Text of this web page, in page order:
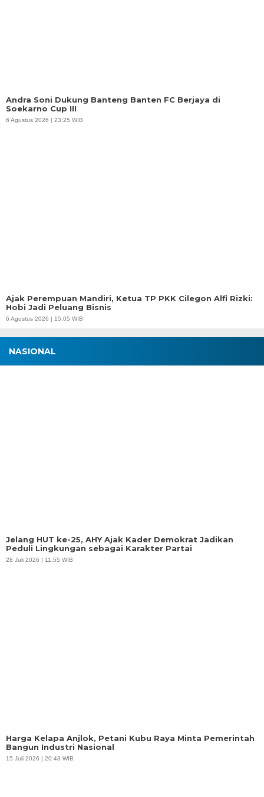
Andra Soni Dukung Banteng Banten FC Berjaya di
Soekarno Cup III
6 Agustus 2026 | 23:25 WIB
Ajak Perempuan Mandiri, Ketua TP PKK Cilegon Alfi Rizki:
Hobi Jadi Peluang Bisnis
6 Agustus 2026 | 15:05 WIB
NASIONAL
Jelang HUT ke-25, AHY Ajak Kader Demokrat Jadikan
Peduli Lingkungan sebagai Karakter Partai
28 Juli 2026 | 11:55 WIB
Harga Kelapa Anjlok, Petani Kubu Raya Minta Pemerintah
Bangun Industri Nasional
15 Juli 2026 | 20:43 WIB